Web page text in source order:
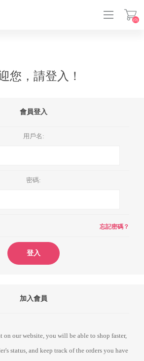
(0)
您，請登入！
會員登入
用戶名:
密碼:
忘記密碼？
登入
加入會員
on our website, you will be able to shop faster,
status, and keep track of the orders you have